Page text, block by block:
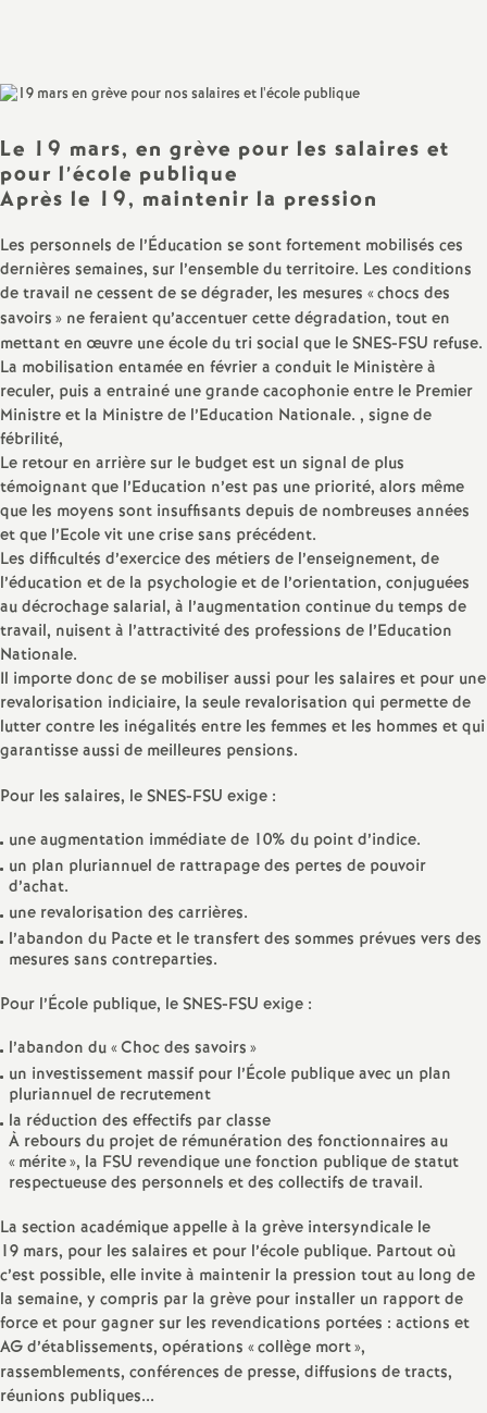
t
i
o
n
a
l
d
e
s
E
n
s
i
g
n
n
t
s
d
e
Le 19 mars, en grève pour les salaires et
pour l’école publique
Après le 19, maintenir la pression
Les personnels de l’Éducation se sont fortement mobilisés ces
dernières semaines, sur l’ensemble du territoire. Les conditions
de travail ne cessent de se dégrader, les mesures «chocs des
savoirs» ne feraient qu’accentuer cette dégradation, tout en
mettant en œuvre une école du tri social que le SNES-FSU refuse.
La mobilisation entamée en février a conduit le Ministère à
reculer, puis a entrainé une grande cacophonie entre le Premier
Ministre et la Ministre de l’Education Nationale. , signe de
fébrilité,
Le retour en arrière sur le budget est un signal de plus
témoignant que l’Education n’est pas une priorité, alors même
que les moyens sont insuffisants depuis de nombreuses années
et que l’Ecole vit une crise sans précédent.
Les difficultés d’exercice des métiers de l’enseignement, de
l’éducation et de la psychologie et de l’orientation, conjuguées
au décrochage salarial, à l’augmentation continue du temps de
travail, nuisent à l’attractivité des professions de l’Education
Nationale.
Il importe donc de se mobiliser aussi pour les salaires et pour une
revalorisation indiciaire, la seule revalorisation qui permette de
lutter contre les inégalités entre les femmes et les hommes et qui
garantisse aussi de meilleures pensions.
Pour les salaires, le SNES-FSU exige :
une augmentation immédiate de 10% du point d’indice.
un plan pluriannuel de rattrapage des pertes de pouvoir
d’achat.
une revalorisation des carrières.
l’abandon du Pacte et le transfert des sommes prévues vers des
mesures sans contreparties.
Pour l’École publique, le SNES-FSU exige :
l’abandon du «Choc des savoirs»
un investissement massif pour l’École publique avec un plan
pluriannuel de recrutement
la réduction des effectifs par classe
À rebours du projet de rémunération des fonctionnaires au
«mérite», la FSU revendique une fonction publique de statut
respectueuse des personnels et des collectifs de travail.
La section académique appelle à la grève intersyndicale le
19 mars, pour les salaires et pour l’école publique. Partout où
c’est possible, elle invite à maintenir la pression tout au long de
la semaine, y compris par la grève pour installer un rapport de
force et pour gagner sur les revendications portées : actions et
AG d’établissements, opérations «collège mort»,
rassemblements, conférences de presse, diffusions de tracts,
réunions publiques...